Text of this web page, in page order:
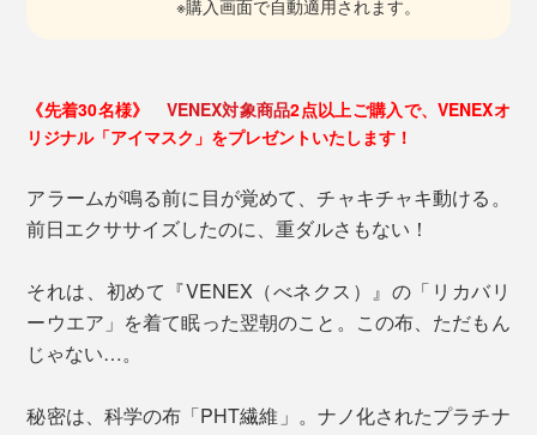
※購入画面で自動適用されます。
《先着30名様》 VENEX対象商品2点以上ご購入で、VENEXオ
リジナル「アイマスク」をプレゼントいたします！
アラームが鳴る前に目が覚めて、チャキチャキ動ける。
前日エクササイズしたのに、重ダルさもない！
それは、初めて『VENEX（べネクス）』の「リカバリ
ーウエア」を着て眠った翌朝のこと。この布、ただもん
じゃない…。
秘密は、科学の布「PHT繊維」。ナノ化されたプラチナ